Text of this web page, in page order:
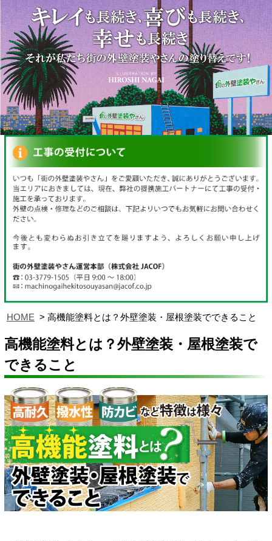
HOME 高機能塗料とは？外壁塗装・屋根塗装でできること
高機能塗料とは？外壁塗装・屋根塗装で
できること